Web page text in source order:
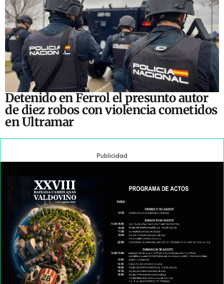
Detenido en Ferrol el presunto autor
de diez robos con violencia cometidos
en Ultramar
Publicidad